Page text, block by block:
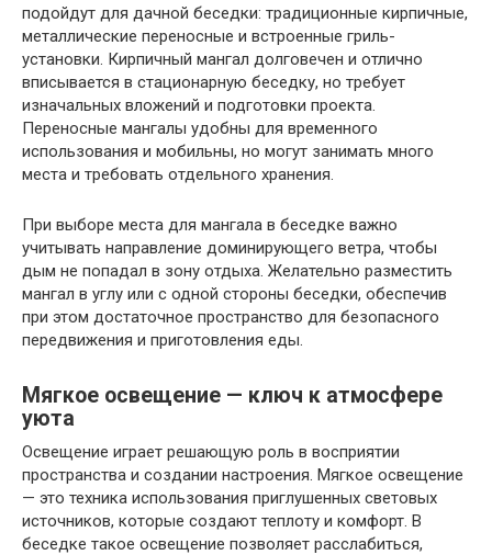
подойдут для дачной беседки: традиционные кирпичные,
металлические переносные и встроенные гриль-
установки. Кирпичный мангал долговечен и отлично
вписывается в стационарную беседку, но требует
изначальных вложений и подготовки проекта.
Переносные мангалы удобны для временного
использования и мобильны, но могут занимать много
места и требовать отдельного хранения.
При выборе места для мангала в беседке важно
учитывать направление доминирующего ветра, чтобы
дым не попадал в зону отдыха. Желательно разместить
мангал в углу или с одной стороны беседки, обеспечив
при этом достаточное пространство для безопасного
передвижения и приготовления еды.
Мягкое освещение — ключ к атмосфере
уюта
Освещение играет решающую роль в восприятии
пространства и создании настроения. Мягкое освещение
— это техника использования приглушенных световых
источников, которые создают теплоту и комфорт. В
беседке такое освещение позволяет расслабиться,